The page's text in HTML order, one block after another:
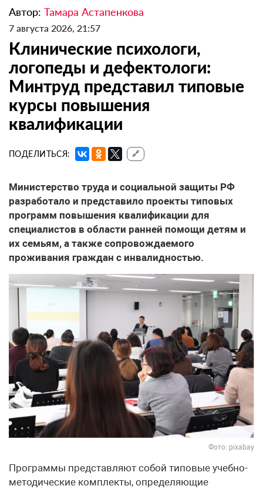
Автор: Тамара Астапенкова
7 августа 2026, 21:57
Клинические психологи,
логопеды и дефектологи:
Минтруд представил типовые
курсы повышения
квалификации
ПОДЕЛИТЬСЯ: 🔗
Министерство труда и социальной защиты РФ
разработало и представило проекты типовых
программ повышения квалификации для
специалистов в области ранней помощи детям и
их семьям, а также сопровождаемого
проживания граждан с инвалидностью.
Фото: pixabay
Программы представляют собой типовые учебно-
методические комплекты, определяющие